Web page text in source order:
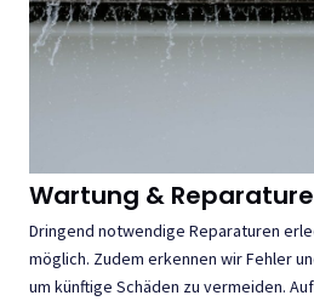
Wartung &
Dringend notwendige Reparaturen
möglich. Zudem erkennen wir Fehler
um künftige Schäden zu vermeiden.